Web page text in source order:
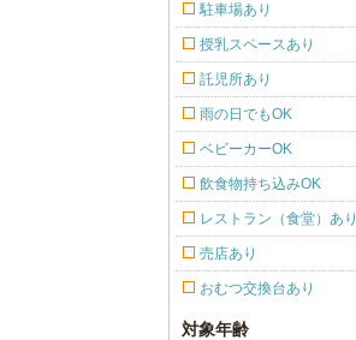
駐車場あり
授乳スペースあり
託児所あり
雨の日でもOK
ベビーカーOK
飲食物持ち込みOK
レストラン（食堂）あり
売店あり
おむつ交換台あり
対象年齢